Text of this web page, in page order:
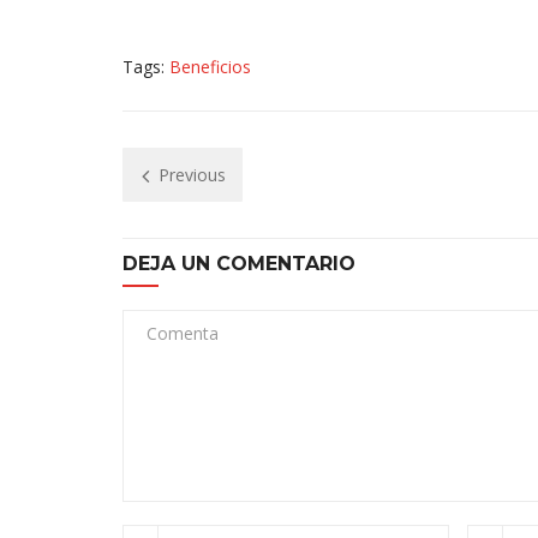
Tags: Beneficios
Previous
DEJA UN COMENTARIO
Comenta